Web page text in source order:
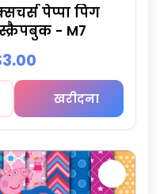
पेप्पा पिग
- M7
खरीदना